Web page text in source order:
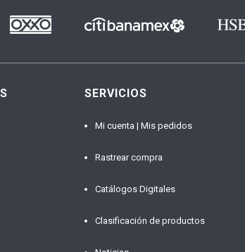
SERVICIOS
Mi cuenta | Mis pedidos
Rastrear compra
Catálogos Digitales
Clasificación de productos